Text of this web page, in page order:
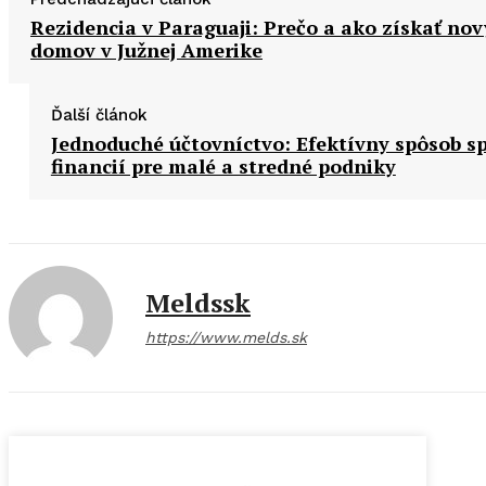
Rezidencia v Paraguaji: Prečo a ako získať
domov v Južnej Amerike
Ďalší článok
Jednoduché účtovníctvo: Efektívny spôsob
financií pre malé a stredné podniky
Meldssk
https://www.melds.sk